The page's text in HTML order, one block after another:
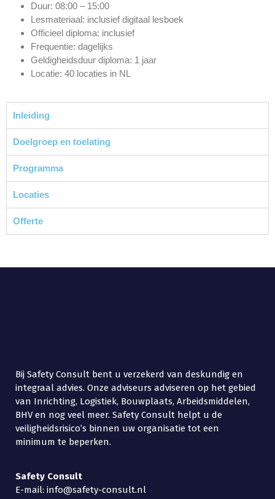
Duur: 08:00 – 15:00
Lesmateriaal: inclusief digitaal lesboek
Officieel diploma: inclusief
Frequentie: dagelijks
Geldigheidsduur diploma: 1 jaar
Locatie: 40 locaties in NL
Inleiding
Doelgroep en toelating
Programma
Locaties
Offerte
Bij Safety Consult bent u verzekerd van deskundig en
integraal advies. Onze adviseurs adviseren op het gebied
van Inrichting, Logistiek, Bouwplaats, Arbeidsmiddelen,
BHV en nog veel meer. Safety Consult helpt u de
veiligheidsrisico’s binnen uw organisatie tot een
minimum te beperken.
Safety Consult
E-mail: info@safety-consult.nl